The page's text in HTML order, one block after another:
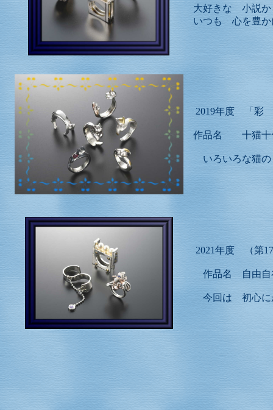
大好きな 小説か
いつも 心を豊か
2019年度 「彩
作品名 十猫十
いろいろな猫の
2021年度 （第
作品名 自由自
今回は 初心に